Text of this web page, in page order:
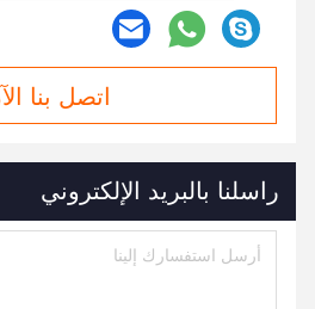
اتصل بنا
راسلنا بالبريد الإلكتروني